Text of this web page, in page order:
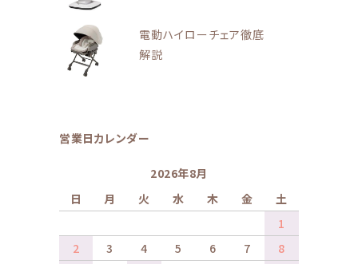
電動ハイローチェア徹底
解説
営業日カレンダー
2026年8月
日
月 火 水 木 金
土
1
2
3 4 5 6 7
8